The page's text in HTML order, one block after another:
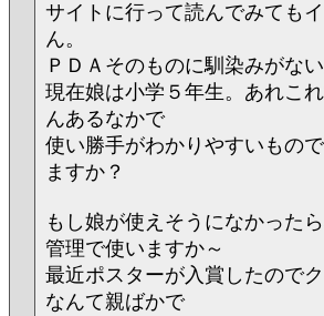
サイトに行って読んでみても
ん。
ＰＤＡそのものに馴染みがな
現在娘は小学５年生。あれこ
んあるなかで
使い勝手がわかりやすいもの
ますか？
もし娘が使えそうになかった
管理で使いますか～
最近ポスターが入賞したので
なんて親ばかで